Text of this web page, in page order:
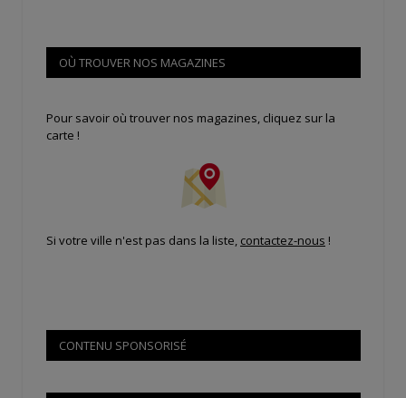
OÙ TROUVER NOS MAGAZINES
Pour savoir où trouver nos magazines, cliquez sur la
carte !
Si votre ville n'est pas dans la liste, contactez-nous !
CONTENU SPONSORISÉ